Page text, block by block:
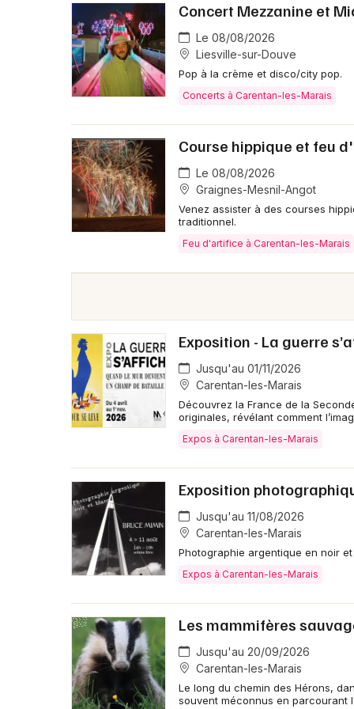
Concert Mezzanine et
Le 08/08/2026
Liesville-sur-Douve
Pop à la crème et disco/city pop.
Concerts à Carentan-les-Marais
Course hippique et feu
Le 08/08/2026
Graignes-Mesnil-Angot
Venez assister à des courses
traditionnel.
Feu d'artifice à Carentan-les-Marais
Exposition - La guerre
Jusqu'au 01/11/2026
Carentan-les-Marais
Découvrez la France de la
originales, révélant comment
Expos à Carentan-les-Marais
Exposition
Jusqu'au 11/08/2026
Carentan-les-Marais
Photographie argentique en noir
Expos à Carentan-les-Marais
Les mammifères
Jusqu'au 20/09/2026
Carentan-les-Marais
Le long du chemin des Hérons,
souvent méconnus en parcourant